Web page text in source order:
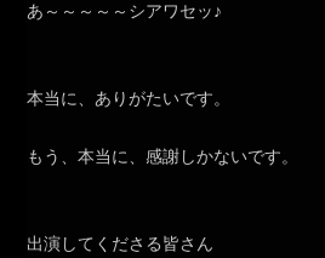
あ～～～～～シアワセッ♪
本当に、ありがたいです。
もう、本当に、感謝しかないです。
出演してくださる皆さん